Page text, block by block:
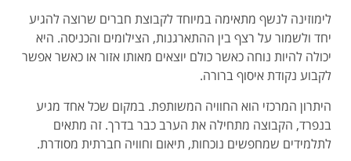
לימוזינה לנשף מתאימה במיוחד לקבוצת חברים שרוצה להגיע
יחד ולשמור על רצף בין ההתארגנות, הצילומים והכניסה. היא
יכולה להיות נוחה כאשר כולם יוצאים מאותו אזור או כאשר אפשר
לקבוע נקודת איסוף ברורה.
היתרון המרכזי הוא החוויה המשותפת. במקום שכל אחד מגיע
בנפרד, הקבוצה מתחילה את הערב כבר בדרך. זה מתאים
לתלמידים שמחפשים נוכחות, תיאום וחוויה חברתית מסודרת.